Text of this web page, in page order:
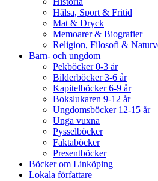
Hälsa, Sport & Fritid
Mat & Dryck
Memoarer & Biografier
Religion, Filosofi &
Barn- och ungdom
Pekböcker 0-3 år
Bilderböcker 3-6 år
Kapitelböcker 6-9 år
Bokslukaren 9-12 år
Ungdomsböcker 12-15 år
Unga vuxna
Pysselböcker
Faktaböcker
Presentböcker
Böcker om Linköping
Lokala författare